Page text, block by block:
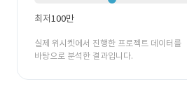
최저100만
실제 위시켓에서 진행한 프로젝트 데이터를
바탕으로 분석한 결과입니다.